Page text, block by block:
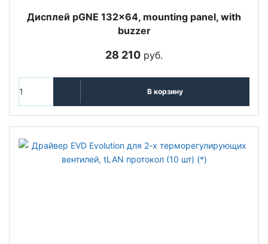
Дисплей pGNE 132x64, mounting panel, with
buzzer
28 210 руб.
В корзину